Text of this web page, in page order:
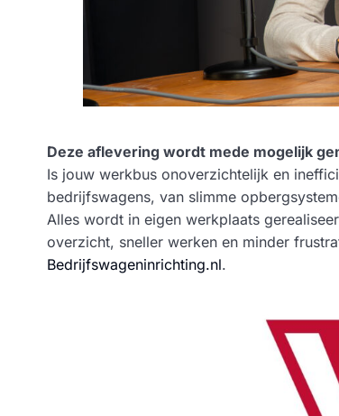
Deze aflevering wordt mede mogelijk
Is jouw werkbus onoverzichtelijk en
bedrijfswagens, van slimme
Alles wordt in eigen werkplaats
overzicht, sneller werken en minder
Bedrijfswageninrichting.nl.